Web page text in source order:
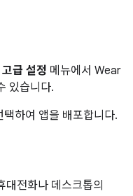
고급 설정 메뉴에서 Wear
있습니다.
택하여 앱을 배포합니다.
대전화나 데스크톱의